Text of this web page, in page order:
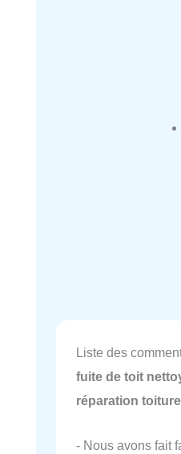
Liste des
fuite de toit
réparation
- Nous avons fait